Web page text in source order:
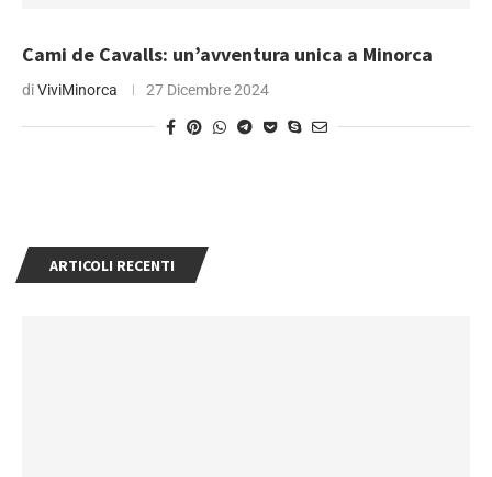
Cami de Cavalls: un’avventura unica a Minorca
diViviMinorca 27 Dicembre 2024
ARTICOLI RECENTI